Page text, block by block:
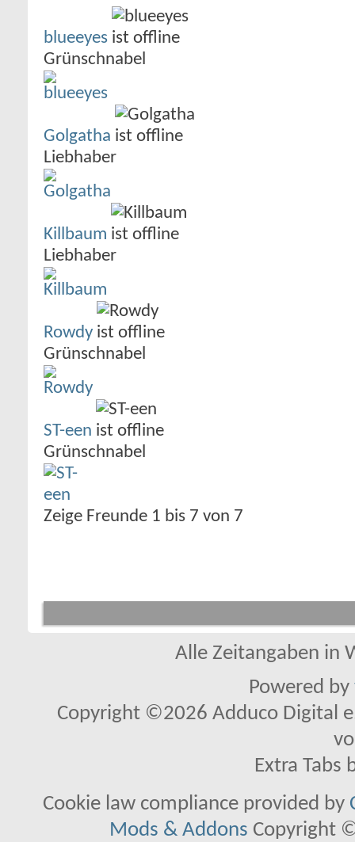
blueeyes
Grünschnabel
Golgatha
Liebhaber
Killbaum
Liebhaber
Rowdy
Grünschnabel
ST-een
Grünschnabel
Zeige Freunde 1 bis 7 von 7
Alle Zeitangaben in
Powered by
Copyright ©2026 Adduco Digital
Extra Tabs
Cookie law compliance provided by
Mods & Addons Copyright